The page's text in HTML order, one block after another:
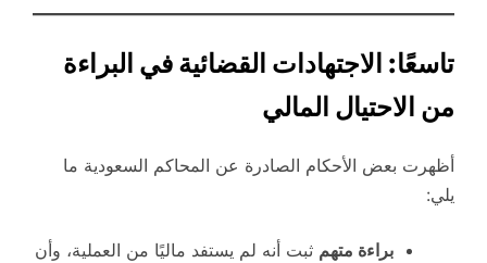
تاسعًا: الاجتهادات القضائية في البراءة
من الاحتيال المالي
أظهرت بعض الأحكام الصادرة عن المحاكم السعودية ما
يلي:
براءة متهم ثبت أنه لم يستفد ماليًا من العملية، وأن